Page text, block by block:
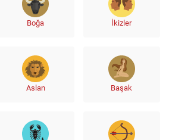
Boğa İkizler
Aslan Başak